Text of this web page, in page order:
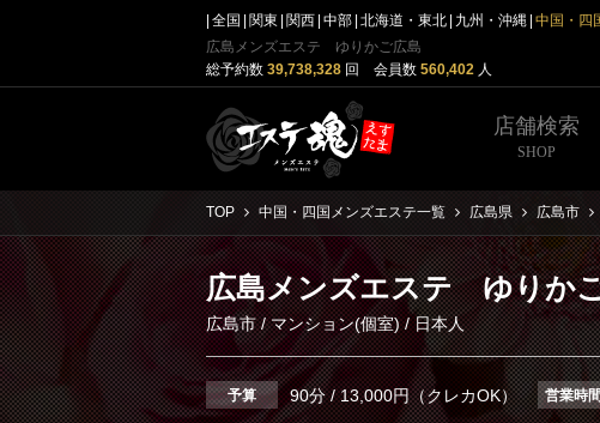
全国 関東 関西 中部 北海道・東北 九州・沖縄 中国・四
広島メンズエステ ゆりかご広島
総予約数 39,738,328 回 会員数 560,402 人
店舗検索
SHOP
TOP 中国・四国メンズエステ一覧 広島県 広島市
広島メンズエステ ゆりか
広島市/マンション(個室)/ 日本人
予算 90分 / 13,000円（クレカOK） 営業時